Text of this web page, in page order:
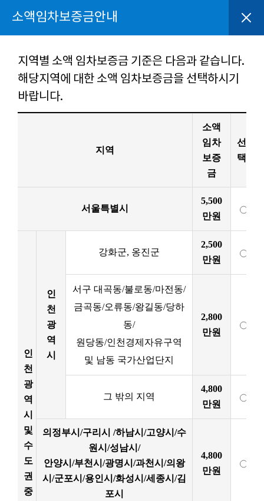
소액임차보증금안내
지역별 소액 임차보증금 기준은 다음과 같습니다.
해당지역에 대한 소액 임차보증금을 선택하시기
바랍니다.
지역
소액
임차
보증
금
선
택
서울특별시
5,500
만원
인
천
광
역
시
및
수
도
권
중
인
천
광
역
시
강화군, 옹진군
2,500
만원
서구 대곡동/불로동/마전동/
금곡동/오류동/왕길동/당하
동/
원당동/인천경제자유구역
및 남동 국가산업단지
2,800
만원
그 밖의 지역
4,800
만원
의정부시/구리시 /하남시/고양시/수
원시/성남시/
안양시/부천시/광명시/과천시/의왕
시/군포시/용인시/화성시/세종시/김
포시
4,800
만원